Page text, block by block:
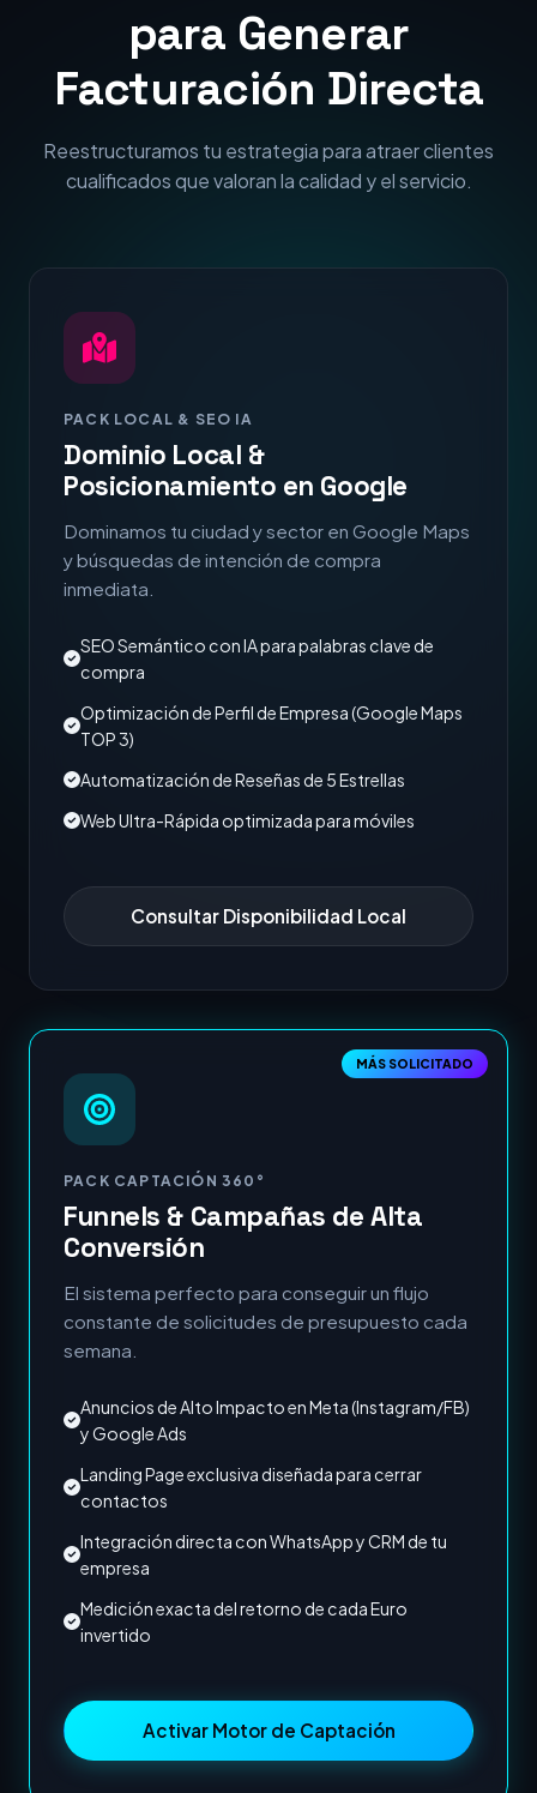
para Generar
Facturación Directa
Reestructuramos tu estrategia para atraer clientes
cualificados que valoran la calidad y el servicio.
PACK LOCAL & SEO IA
Dominio Local &
Posicionamiento en Google
Dominamos tu ciudad y sector en Google Maps
y búsquedas de intención de compra
inmediata.
SEO Semántico con IA para palabras clave de
compra
Optimización de Perfil de Empresa (Google Maps
TOP 3)
Automatización de Reseñas de 5 Estrellas
Web Ultra-Rápida optimizada para móviles
Consultar Disponibilidad Local
MÁS SOLICITADO
PACK CAPTACIÓN 360°
Funnels & Campañas de Alta
Conversión
El sistema perfecto para conseguir un flujo
constante de solicitudes de presupuesto cada
semana.
Anuncios de Alto Impacto en Meta (Instagram/FB)
y Google Ads
Landing Page exclusiva diseñada para cerrar
contactos
Integración directa con WhatsApp y CRM de tu
empresa
Medición exacta del retorno de cada Euro
invertido
Activar Motor de Captación